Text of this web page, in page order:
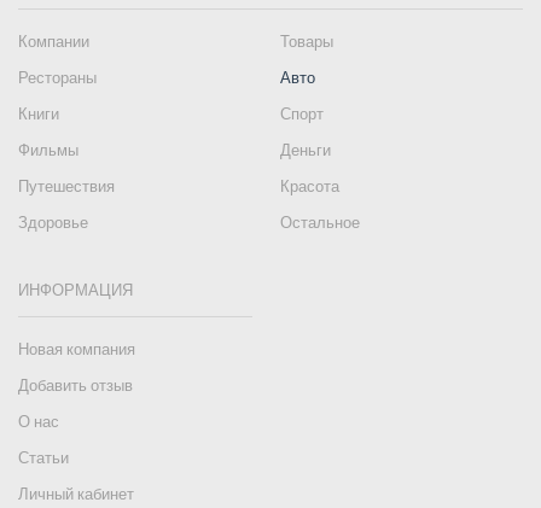
Компании
Товары
Рестораны
Авто
Книги
Спорт
Фильмы
Деньги
Путешествия
Красота
Здоровье
Остальное
ИНФОРМАЦИЯ
Новая компания
Добавить отзыв
О нас
Статьи
Личный кабинет